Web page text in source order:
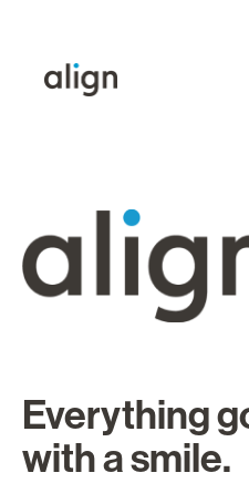
Everything
with a smile.